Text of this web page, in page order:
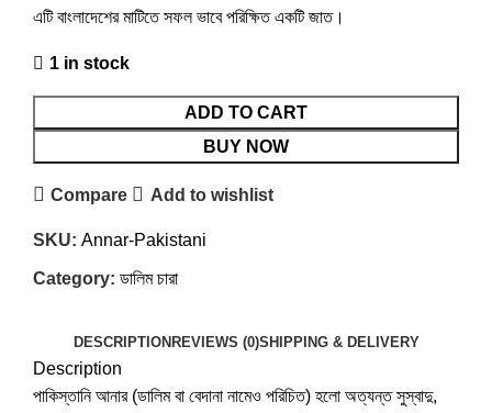
এটি বাংলাদেশের মাটিতে সফল ভাবে পরিক্ষিত একটি জাত।
1 in stock
ADD TO CART
BUY NOW
Compare Add to wishlist
SKU: Annar-Pakistani
Category: ডালিম চারা
DESCRIPTION REVIEWS (0)SHIPPING & DELIVERY
Description
পাকিস্তানি আনার (ডালিম বা বেদানা নামেও পরিচিত) হলো অত্যন্ত সুস্বাদু,